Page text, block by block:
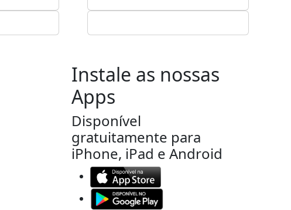
Instale as nossas
Apps
Disponível
gratuitamente para
iPhone, iPad e Android